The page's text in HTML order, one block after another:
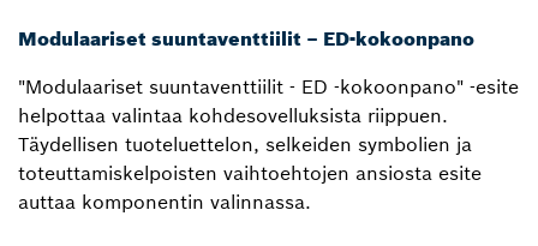
Modulaariset suuntaventtiilit – ED-kokoonpano
"Modulaariset suuntaventtiilit - ED -kokoonpano" -esite
helpottaa valintaa kohdesovelluksista riippuen.
Täydellisen tuoteluettelon, selkeiden symbolien ja
toteuttamiskelpoisten vaihtoehtojen ansiosta esite
auttaa komponentin valinnassa.